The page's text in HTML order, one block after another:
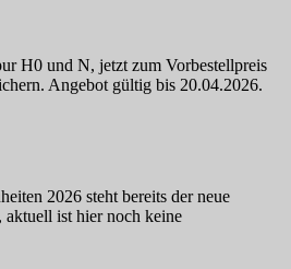
H0 und N, jetzt zum Vorbestellpreis
Angebot gültig bis 20.04.2026.
2026 steht bereits der neue
ist hier noch keine